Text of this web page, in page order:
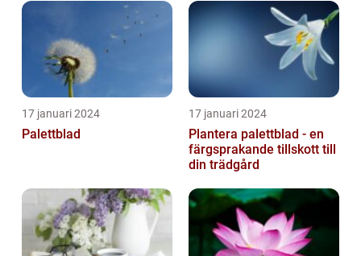
17 januari 2024
Palettblad
17 januari 2024
Plantera palettblad - en
färgsprakande tillskott till
din trädgård